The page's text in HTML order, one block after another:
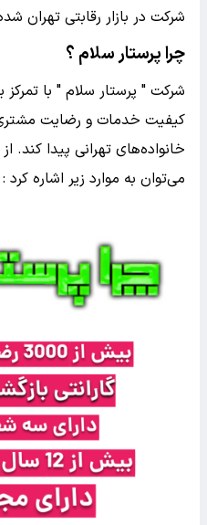
شرکت در بازار رقابتی تهران
چرا پرستار سلام ؟
شرکت " پرستار سلام " با تمرکز
کیفیت خدمات و رضایت مشتری
خانواده‌های تهرانی پیدا
می‌توان به موارد زیر اشاره کرد :